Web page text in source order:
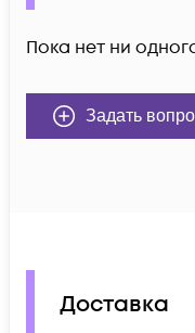
Пока нет ни
Задать
Доставка